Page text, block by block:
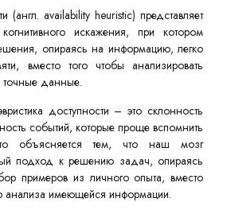
(англ. availability heuristic) представляет
искажения, при котором
опираясь на информацию, легко
вместо того чтобы анализировать
данные.
доступности – это склонность
событий, которые проще вспомнить
объясняется тем, что наш мозг
подход к решению задач, опираясь
примеров из личного опыта, вместо
анализа имеющейся информации.